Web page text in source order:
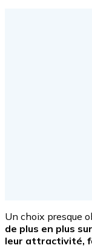
Un choix presque
de plus en plus
leur attractivité,